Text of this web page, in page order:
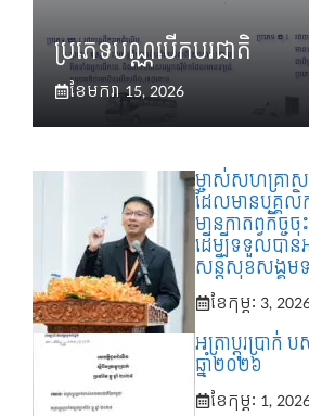
ប្រភេទបណ្ណបើកបរជាតិ
ខែ​មករា 15, 2026
ម្ចាស់សហគ្រា
ដែលមានបុគ្គ
មានកាតព្វកិច្
ដើម្បីទទួលបាន
សន្តិសុខសង្គមទ
ខែ​កុម្ភៈ 3,
អត្រាប្ដូរប្រាក់
ឆ្នាំ២០២៦
ខែ​កុម្ភៈ 1,